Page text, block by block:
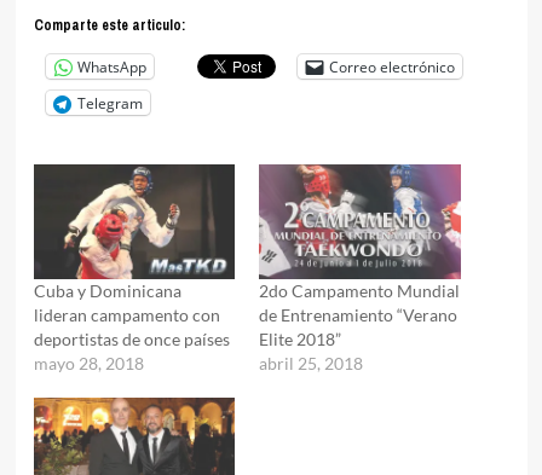
Comparte este articulo:
WhatsApp
Correo electrónico
Telegram
Cuba y Dominicana
lideran campamento con
deportistas de once países
mayo 28, 2018
2do Campamento Mundial
de Entrenamiento “Verano
Elite 2018”
abril 25, 2018